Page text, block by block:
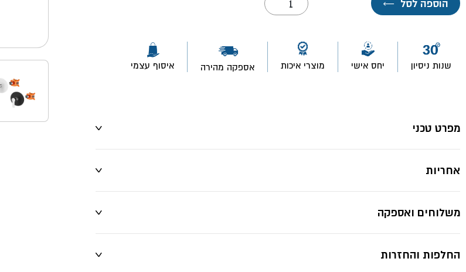
הוספה לסל ←
של
אינטרפוץ
עם
הגנה
שנות ניסיון יחס אישי מוצרי איכות אספקה מהירה איסוף עצמי
מפרט טכני
אחריות
משלוחים ואספקה
החלפות והחזרות